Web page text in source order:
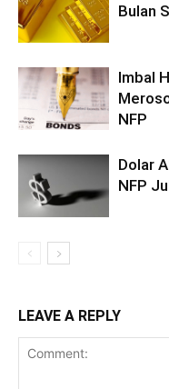
Bulan
Imbal
NFP
Dolar
NFP
LEAVE A REPLY